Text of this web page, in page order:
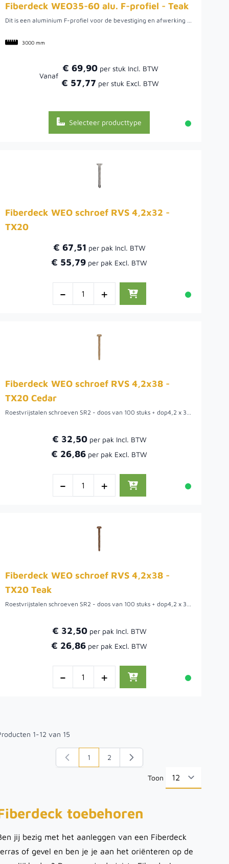
Fiberdeck WEO35-60 alu. F-profiel - Teak
Dit is een aluminium F-profiel voor de bevestiging en afwerking van Fiberdeck WEO Rhombus Teak gevelbekleding. Het zorgt voor een strakke aansluiting en een professionele afwerking van uw gevelproject.
3000 mm
Vanaf
€ 69,90
€ 57,77
Selecteer producttype
Fiberdeck WEO schroef RVS 4,2x32 -
TX20
€ 67,51
€ 55,79
- +
Fiberdeck WEO schroef RVS 4,2x38 -
TX20 Cedar
Roestvrijstalen schroeven SR2 - doos van 100 stuks + dop4,2 x 38 mm | 4,00 kg (stuk)
€ 32,50
€ 26,86
- +
Fiberdeck WEO schroef RVS 4,2x38 -
TX20 Teak
Roestvrijstalen schroeven SR2 - doos van 100 stuks + dop4,2 x 38 mm | 4,00 kg (stuk)
€ 32,50
€ 26,86
- +
1-12 van 15
U lees momenteel pagina
1 Pagina
2
Toon
toebehoren
jij bezig met het aanleggen van een Fiberdeck
of gevel en ben je je aan het oriënteren op de